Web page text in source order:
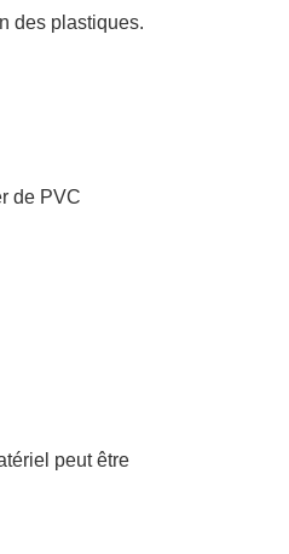
des plastiques.
de PVC
peut être